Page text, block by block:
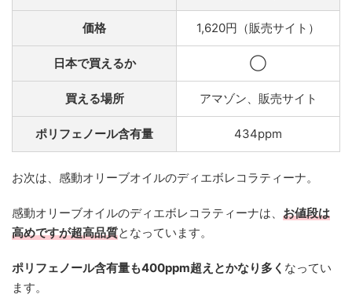
価格 1,620円（販売サイト）
日本で買えるか ◯
買える場所 アマゾン、販売サイト
ポリフェノール含有量 434ppm
お次は、感動オリーブオイルのディエボレコラティーナ。
感動オリーブオイルのディエボレコラティーナは、 お値段は
高めですが超高品質となっています。
ポリフェノール含有量も400ppm超えとかなり多く なってい
ます。